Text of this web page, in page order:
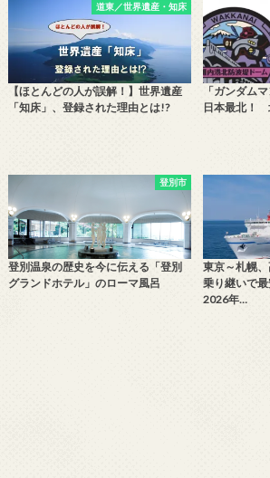
道東／世界遺産・知床
【ほとんどの人が誤解！】世界遺産
「知床」、登録された理由とは!?
「ガンダム
日本最北！
登別市
登別温泉の歴史を今に伝える「登別
グランドホテル」のローマ風呂
東京～札幌
乗り継いで
2026年…